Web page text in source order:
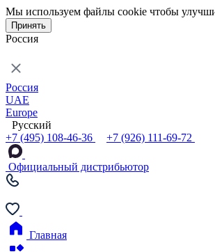
Мы используем файлы cookie чтобы
Принять
Россия
Россия
UAE
Europe
Русский
+7 (495) 108-46-36
+7 (926) 111-69-72
Официальный дистрибьютор
Главная